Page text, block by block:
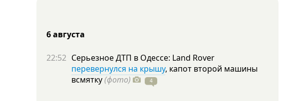
6 августа
22:52 Серьезное ДТП в Одессе: Land Rover
перевернулся на крышу, капот второй машины
всмятку(фото) 4